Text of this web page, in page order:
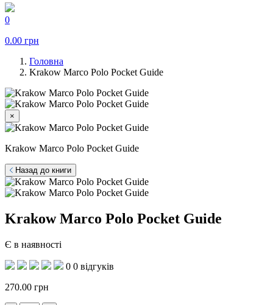
0
0.00 грн
Головна
Krakow Marco Polo Pocket Guide
×
Krakow Marco Polo Pocket Guide
Назад до книги
Krakow Marco Polo Pocket Guide
Є в наявності
0 0 відгуків
270.00 грн